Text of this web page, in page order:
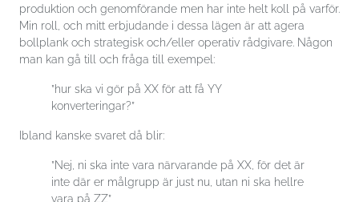
produktion och genomförande men har inte helt koll på varför.
Min roll, och mitt erbjudande i dessa lägen är att agera
bollplank och strategisk och/eller operativ rådgivare. Någon
man kan gå till och fråga till exempel:
”hur ska vi gör på XX för att få YY
konverteringar?”
Ibland kanske svaret då blir:
”Nej, ni ska inte vara närvarande på XX, för det är
inte där er målgrupp är just nu, utan ni ska hellre
vara på ZZ”